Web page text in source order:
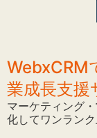
WebxCRM
業成長支援
マーケティング
化してワンラン